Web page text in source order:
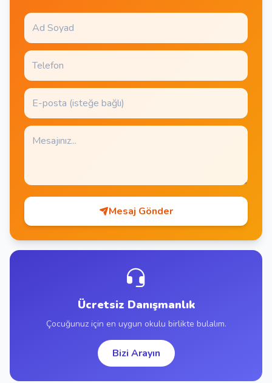
Mesaj Gönder
Ücretsiz Danışmanlık
Çocuğunuz için en uygun okulu birlikte bulalım.
Bizi Arayın